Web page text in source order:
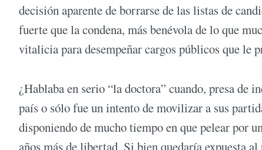
decisión aparente de borrarse de las listas de
fuerte que la condena, más benévola de lo que
vitalicia para desempeñar cargos públicos que
¿Hablaba en serio “la doctora” cuando, presa de
país o sólo fue un intento de movilizar a sus
disponiendo de mucho tiempo en que pelear por
años más de libertad. Si bien quedaría expuesta